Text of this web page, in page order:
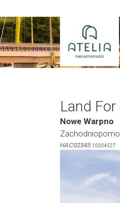
to
content
Land
Nowe Warpno
HAC02345 10204527